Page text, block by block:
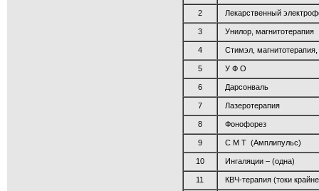
2 Лекарственный
3 Унилор, магнитотерапия
4 Стимэл,
5 У Ф О
6 Дарсонваль
7 Лазеротерапия
8 Фонофорез
9 С М Т (Амплипульс)
10 Ингаляции – (одна)
11 КВЧ-терапия (токи